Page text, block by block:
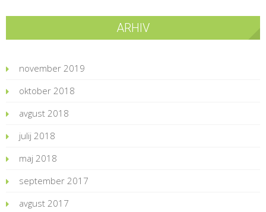
ARHIV
november 2019
oktober 2018
avgust 2018
julij 2018
maj 2018
september 2017
avgust 2017